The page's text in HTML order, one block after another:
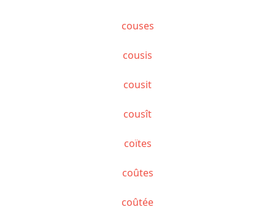
couses
cousis
cousit
cousît
coïtes
coûtes
coûtée